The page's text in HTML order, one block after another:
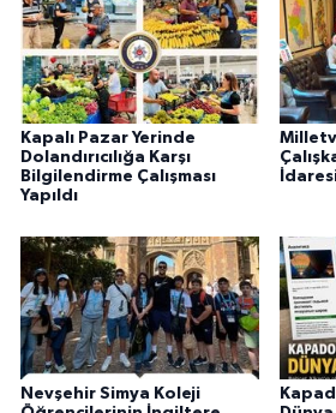
Kapalı Pazar Yerinde
Dolandırıcılığa Karşı
Bilgilendirme Çalışması
Yapıldı
Nevşehir Simya Koleji